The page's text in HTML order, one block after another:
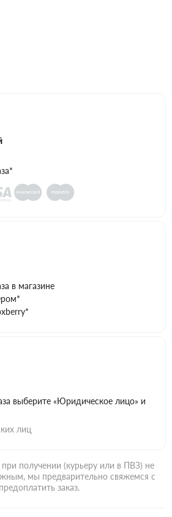
в магазине
выберите «Юридическое лицо» и
лиц
при получении (курьеру или в ПВЗ) не
мы предварительно свяжемся с
заказ.